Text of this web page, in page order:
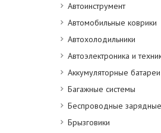
Автоинструмент
Автомобильные коврики
Автохолодильники
Автоэлектроника и
Аккумуляторные батареи
Багажные системы
Беспроводные зарядные
Брызговики